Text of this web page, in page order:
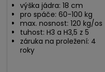
výška jádra: 18 cm
pro spáče: 60-100 kg
max. nosnost: 120 kg/os
tuhost: H3 a H3,5 z 5
záruka na proležení: 4
roky